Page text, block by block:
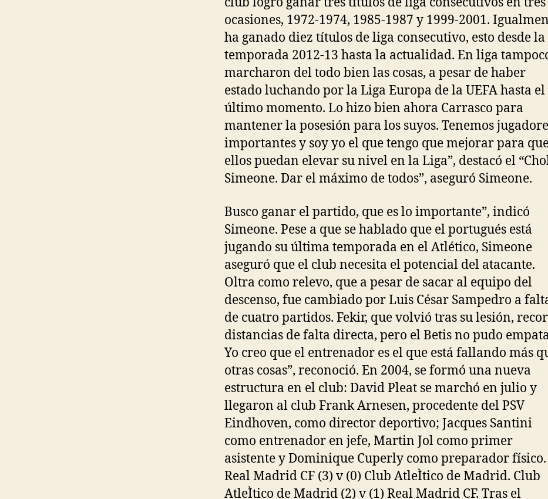
ocasiones, 1972-1974, 1985-1987 y 1999-2001.
ha ganado diez títulos de liga consecutivo, esto desde la
temporada 2012-13 hasta la actualidad. En liga
marcharon del todo bien las cosas, a pesar de haber
estado luchando por la Liga Europa de la UEFA hasta el
último momento. Lo hizo bien ahora Carrasco para
mantener la posesión para los suyos. Tenemos
importantes y soy yo el que tengo que mejorar para
ellos puedan elevar su nivel en la Liga”, destacó el
Simeone. Dar el máximo de todos”, aseguró Simeone.
Busco ganar el partido, que es lo importante”, indicó
Simeone. Pese a que se hablado que el portugués está
jugando su última temporada en el Atlético, Simeone
aseguró que el club necesita el potencial del atacante.
Oltra como relevo, que a pesar de sacar al equipo del
descenso, fue cambiado por Luis César Sampedro a
de cuatro partidos. Fekir, que volvió tras su lesión,
distancias de falta directa, pero el Betis no pudo
Yo creo que el entrenador es el que está fallando más
otras cosas”, reconoció. En 2004, se formó una nueva
estructura en el club: David Pleat se marchó en julio y
llegaron al club Frank Arnesen, procedente del PSV
Eindhoven, como director deportivo; Jacques Santini
como entrenador en jefe, Martin Jol como primer
asistente y Dominique Cuperly como preparador físico.
Real Madrid CF (3) v (0) Club AtleÌtico de Madrid. Club
AtleÌtico de Madrid (2) v (1) Real Madrid CF. Tras el